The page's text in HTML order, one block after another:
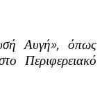
Αυγή», όπως
Περιφερειακό